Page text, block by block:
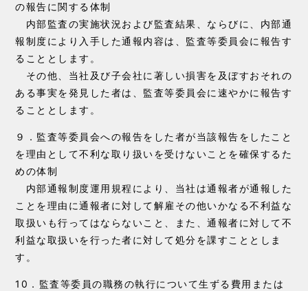
の報告に関する体制
内部監査の実施状況および監査結果、ならびに、内部通
報制度により入手した通報内容は、監査等委員会に報告す
ることとします。
その他、当社及び子会社に著しい損害を及ぼすおそれの
ある事実を発見した者は、監査等委員会に速やかに報告す
ることとします。
９．監査等委員会への報告をした者が当該報告をしたこと
を理由として不利な取り扱いを受けないことを確保するた
めの体制
内部通報制度運用規程により、当社は通報者が通報した
ことを理由に通報者に対して解雇その他いかなる不利益な
取扱いも行ってはならないこと、また、通報者に対して不
利益な取扱いを行った者に対して処分を課すこととしま
す。
10．監査等委員の職務の執行について生ずる費用または